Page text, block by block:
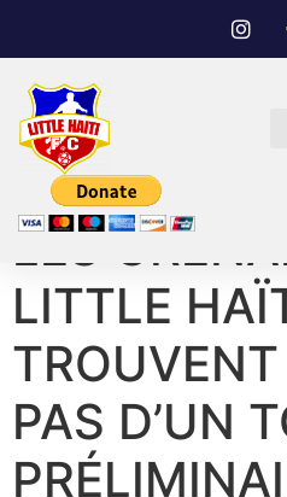
LES
LITTLE
PAS D’UN